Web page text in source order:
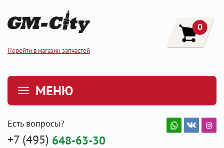
Перейти в магазин запчастей
0
МЕНЮ
Есть вопросы?
+7 (495) 648-63-30